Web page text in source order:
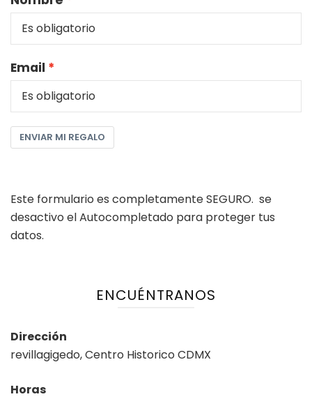
Email
ENVIAR MI REGALO
Este formulario es completamente SEGURO. se
desactivo el Autocompletado para proteger tus
datos.
ENCUÉNTRANOS
Dirección
revillagigedo, Centro Historico CDMX
Horas